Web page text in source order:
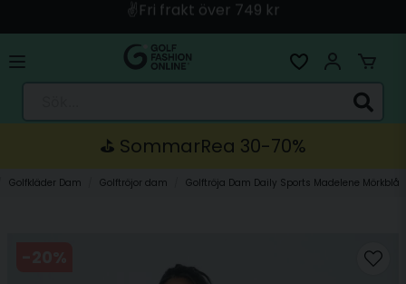
🚀 Snabb leverans med Instabox & PostNord
🛍️ Betala med Swish, Apple Pay, Kort & Faktura
🚚 Skickas direkt från lagret i Linköping
⛳️ SommarRea 30-70%
Golfkläder Dam Golftröjor dam Golftröja Dam Daily Sports Madelene Mörkblå